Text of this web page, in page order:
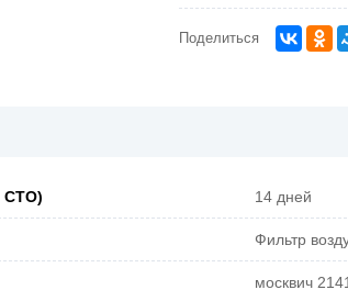
Поделиться
СТО) 14 дней
Фильтр
москвич 2141